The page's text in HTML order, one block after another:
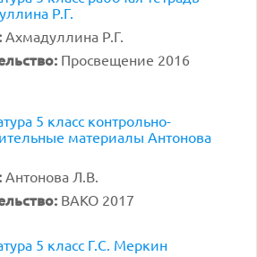
Р.Г.
Ахмадуллина Р.Г.
Просвещение 2016
5 класс контрольно-
материалы Антонова
Антонова Л.В.
ВАКО 2017
5 класс Г.С. Меркин